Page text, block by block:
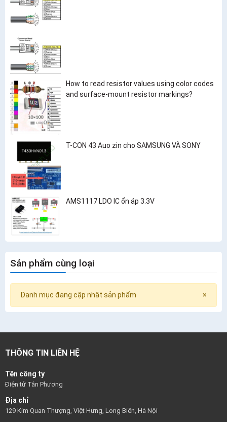
How to read resistor values using color codes
and surface-mount resistor markings?
T-CON 43 Auo zin cho SAMSUNG VÀ SONY
AMS1117 LDO IC ổn áp 3.3V
Sản phẩm cùng loại
×
Danh mục đang cập nhật sản phẩm
THÔNG TIN LIÊN HỆ
Tên công ty
Điện tử Tân Phương
Địa chỉ
129 Kim Quan Thượng, Việt Hưng, Long Biên, Hà Nội